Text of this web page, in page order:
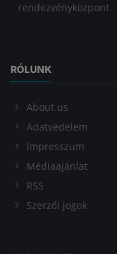
rendezvényközpont
RÓLUNK
About us
Adatvédelem
Impresszum
Médiaajánlat
RSS
Szerzői jogok